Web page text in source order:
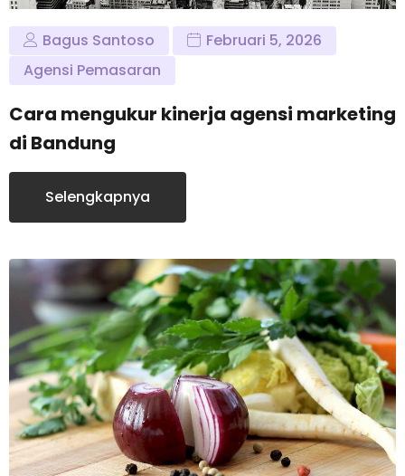
Bagus Santoso
Februari 5, 2026
Agensi Pemasaran
Cara mengukur kinerja agensi marketing
di Bandung
Selengkapnya